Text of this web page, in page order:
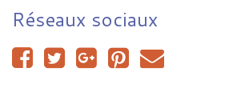
Réseaux sociaux